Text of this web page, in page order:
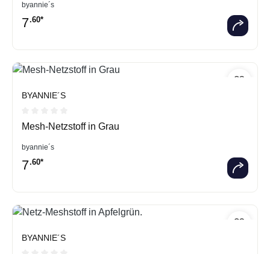
byannie´s
7.60*
BYANNIE´S
Durchschnittliche Bewertung von 0 von 5 Sternen
Mesh-Netzstoff in Grau
byannie´s
7.60*
BYANNIE´S